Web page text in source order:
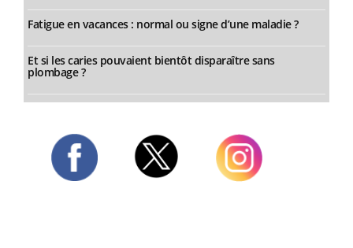
Fatigue en vacances : normal ou signe d’une maladie ?
Et si les caries pouvaient bientôt disparaître sans
plombage ?